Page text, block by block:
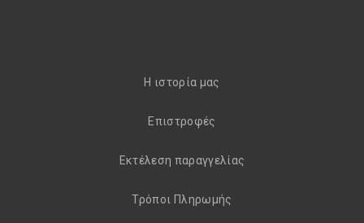
H ιστορία μας
Eπιστροφές
Εκτέλεση παραγγελίας
Τρόποι Πληρωμής